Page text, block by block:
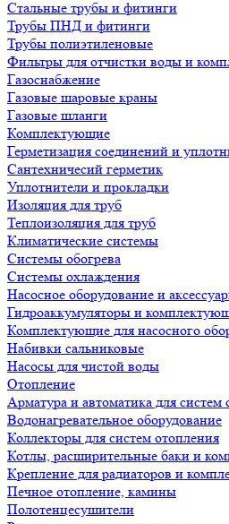
Стальные трубы и фитинги
Трубы ПНД и фитинги
Трубы полиэтиленовые
Фильтры для отчистки воды и
Газоснабжение
Газовые шаровые краны
Газовые шланги
Комплектующие
Герметизация соединений и
Сантехничесий герметик
Уплотнители и прокладки
Изоляция для труб
Теплоизоляция для труб
Климатические системы
Системы обогрева
Системы охлаждения
Насосное оборудование и
Гидроаккумуляторы и
Комплектующие для насосного
Набивки сальниковые
Насосы для чистой воды
Отопление
Арматура и автоматика для систем
Водонагревательное оборудование
Коллекторы для систем отопления
Котлы, расширительные баки и
Крепление для радиаторов и
Печное отопление, камины
Полотенцесушители